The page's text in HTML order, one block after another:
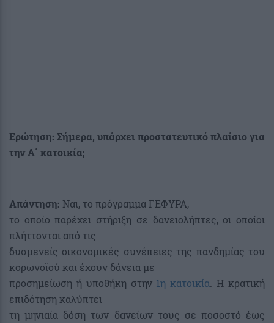
Ερώτηση: Σήμερα, υπάρχει προστατευτικό πλαίσιο για
την Α΄ κατοικία;
Απάντηση: Ναι, το πρόγραμμα ΓΕΦΥΡΑ,
το οποίο παρέχει στήριξη σε δανειολήπτες, οι οποίοι
πλήττονται από τις
δυσμενείς οικονομικές συνέπειες της πανδημίας του
κορωνοϊού και έχουν δάνεια με
προσημείωση ή υποθήκη στην 1η κατοικία. Η κρατική
επιδότηση καλύπτει
τη μηνιαία δόση των δανείων τους σε ποσοστό έως